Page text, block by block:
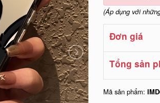
(Áp dụng với
Đơn giá
Tổng sản
Mã sản phẩm: